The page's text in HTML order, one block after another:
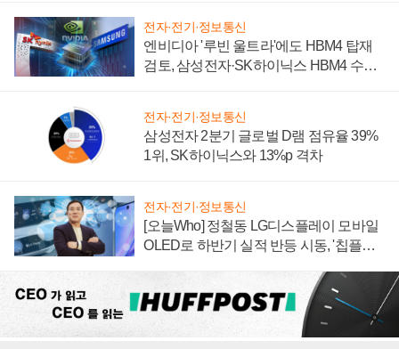
전자·전기·정보통신
엔비디아 '루빈 울트라'에도 HBM4 탑재
검토, 삼성전자·SK하이닉스 HBM4 수율
전자·전기·정보통신
삼성전자 2분기 글로벌 D램 점유율 39%
1위, SK하이닉스와 13%p 격차
전자·전기·정보통신
[오늘Who] 정철동 LG디스플레이 모바일
OLED로 하반기 실적 반등 시동, '칩플레